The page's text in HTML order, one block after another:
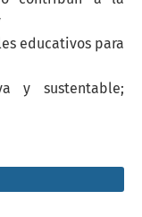
educativos para
y sustentable;